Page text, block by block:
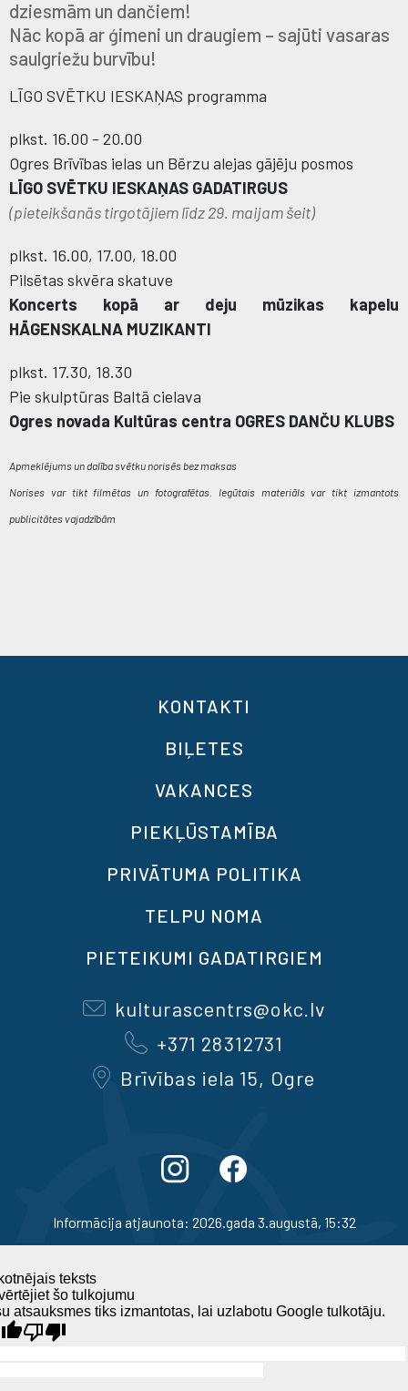
dziesmām un dančiem!
Nāc kopā ar ģimeni un draugiem – sajūti vasaras
saulgriežu burvību!
LĪGO SVĒTKU IESKAŅAS programma
plkst. 16.00 - 20.00
Ogres Brīvības ielas un Bērzu alejas gājēju posmos
LĪGO SVĒTKU IESKAŅAS GADATIRGUS
(pieteikšanās tirgotājiem līdz 29. maijam šeit)
plkst. 16.00, 17.00, 18.00
Pilsētas skvēra skatuve
Koncerts kopā ar deju mūzikas kapelu
HĀGENSKALNA MUZIKANTI
plkst. 17.30, 18.30
Pie skulptūras Baltā cielava
Ogres novada Kultūras centra OGRES DANČU KLUBS
Apmeklējums un dalība svētku norisēs bez maksas
Norises var tikt filmētas un fotografētas. Iegūtais materiāls var tikt izmantots
publicitātes vajadzībām
KONTAKTI
BIĻETES
VAKANCES
PIEKĻŪSTAMĪBA
PRIVĀTUMA POLITIKA
TELPU NOMA
PIETEIKUMI GADATIRGIEM
kulturascentrs@okc.lv
+371 28312731
Brīvības iela 15, Ogre
Informācija atjaunota: 2026.gada 3.augustā, 15:32
teksts
šo tulkojumu
atsauksmes tiks izmantotas, lai uzlabotu Google tulkotāju.